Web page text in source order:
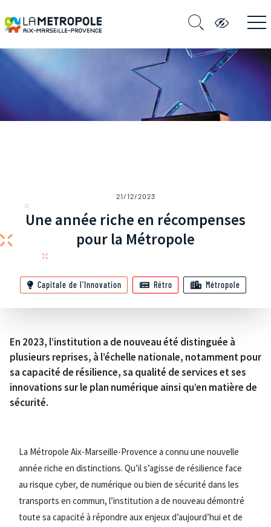
21/12/2023
Une année riche en récompenses
pour la Métropole
Capitale de l'Innovation Rétro Métropole
En 2023, l’institution a de nouveau été distinguée à
plusieurs reprises, à l’échelle nationale, notamment pour
sa capacité de résilience, sa qualité de services et ses
innovations sur le plan numérique ainsi qu’en matière de
sécurité.
La Métropole Aix-Marseille-Provence a connu une nouvelle
année riche en distinctions. Qu’il s’agisse de résilience face
au risque cyber, de numérique ou bien de sécurité dans les
transports en commun, l’institution a de nouveau démontré
toute sa capacité à répondre aux enjeux d’aujourd’hui et de